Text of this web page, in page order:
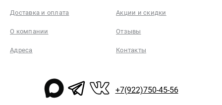
Доставка и оплата Акции и скидки
О компании Отзывы
Адреса Контакты
+7(922)750-45-56